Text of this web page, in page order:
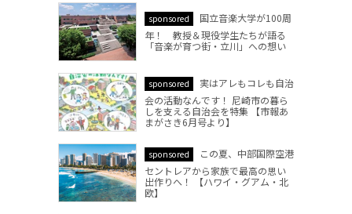
sponsored
国立音楽大学が100周
年！ 教授＆現役学生たちが語る
「音楽が育つ街・立川」への想い
sponsored
実はアレもコレも自治
会の活動なんです！ 尼崎市の暮ら
しを支える自治会を特集 【市報あ
まがさき6月号より】
sponsored
この夏、中部国際空港
セントレアから家族で最高の思い
出作りへ！ 【ハワイ・グアム・北
欧】